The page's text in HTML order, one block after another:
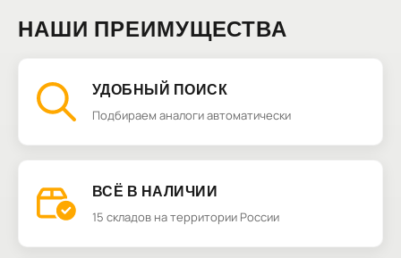
НАШИ ПРЕИМУЩЕСТВА
УДОБНЫЙ ПОИСК
Подбираем аналоги автоматически
ВСЁ В НАЛИЧИИ
15 складов на территории России